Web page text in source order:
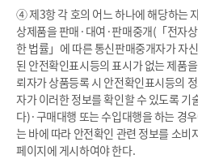
④ 제3항 각 호의 어느 하나에 해당하는
상제품을 판매·대여·판매중개(「전자
한 법률」에 따른 통신판매중개자가 자
된 안전확인표시등의 표시가 없는 제품
뢰자가 상품등록 시 안전확인표시등의
자가 이러한 정보를 확인할 수 있도록 기
다)·구매대행 또는 수입대행을 하는 경
는 바에 따라 안전확인 관련 정보를 소비
페이지에 게시하여야 한다.